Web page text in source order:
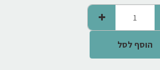
הוסף לסל